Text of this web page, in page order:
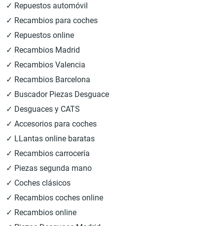
✓ Repuestos automóvil
✓ Recambios para coches
✓ Repuestos online
✓ Recambios Madrid
✓ Recambios Valencia
✓ Recambios Barcelona
✓ Buscador Piezas Desguace
✓ Desguaces y CATS
✓ Accesorios para coches
✓ LLantas online baratas
✓ Recambios carrocería
✓ Piezas segunda mano
✓ Coches clásicos
✓ Recambios coches online
✓ Recambios online